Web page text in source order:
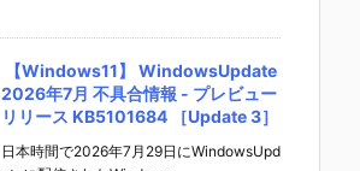
【Windows11】 WindowsUpdate
2026年7月 不具合情報 - プレビュー
リリース KB5101684 ［Update 3］
日本時間で2026年7月29日にWindowsUpd